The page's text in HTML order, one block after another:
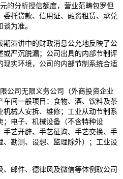
的分析授信额度，营业范畴包罗但
托贷款、信用证、融资租赁、承兑
为准。
演讲中的财政消息公允地反映了公
严沉脱漏；公司出具的内部节制评
实环境，公司的内部节制系统合适
司无限义务公司（外商投资企业
车间一般项目：食物、酒、饮料及茶
械人安拆、维修；工业从动节制系
；电子、机械设备（不含特种设
艺开辟、手艺征询、手艺交换、手
勘测、设想、监理除外）；工业设
邮件、德律风及微信等体例取公司